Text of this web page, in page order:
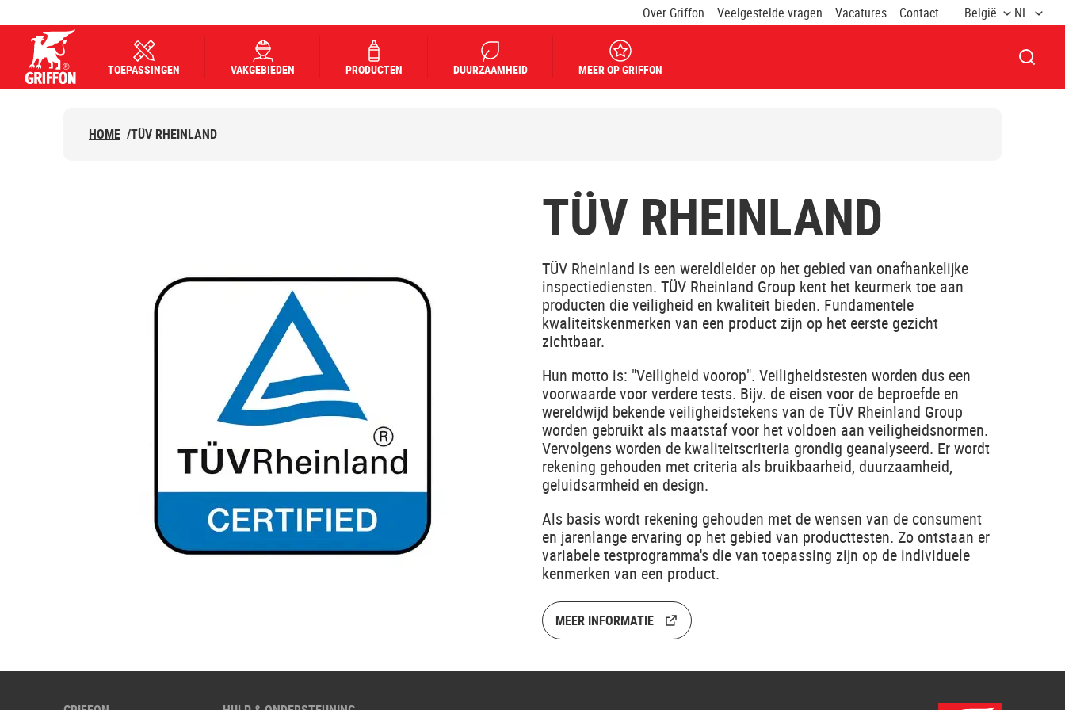
Over Griffon Veelgestelde vragen Vacatures Contact België NL
TOEPASSINGEN VAKGEBIEDEN PRODUCTEN DUURZAAMHEID MEER OP GRIFFON
HOME /TÜV RHEINLAND
TÜV RHEINLAND
TÜV Rheinland is een wereldleider op het gebied van onafhankelijke
inspectiediensten. TÜV Rheinland Group kent het keurmerk toe aan
producten die veiligheid en kwaliteit bieden. Fundamentele
kwaliteitskenmerken van een product zijn op het eerste gezicht
zichtbaar.
Hun motto is: "Veiligheid voorop". Veiligheidstesten worden dus een
voorwaarde voor verdere tests. Bijv. de eisen voor de beproefde en
wereldwijd bekende veiligheidstekens van de TÜV Rheinland Group
worden gebruikt als maatstaf voor het voldoen aan veiligheidsnormen.
Vervolgens worden de kwaliteitscriteria grondig geanalyseerd. Er wordt
rekening gehouden met criteria als bruikbaarheid, duurzaamheid,
geluidsarmheid en design.
Als basis wordt rekening gehouden met de wensen van de consument
en jarenlange ervaring op het gebied van producttesten. Zo ontstaan ​​er
variabele testprogramma's die van toepassing zijn op de individuele
kenmerken van een product.
MEER INFORMATIE